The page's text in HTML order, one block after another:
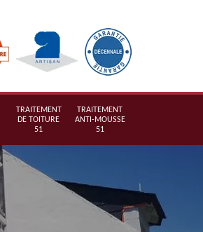
TRAITEMENT
DE TOITURE
51
TRAITEMENT
ANTI-MOUSSE
51